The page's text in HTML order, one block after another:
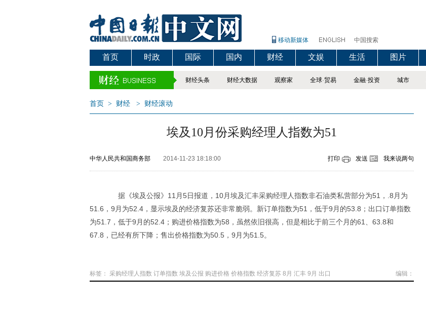
移动新媒体 中国搜索
首页 时政 国际 国内 财经 文娱 生活 图片
财经头条 财经大数据 观察家 全球·贸易 金融·投资 城市
首页 > 财经 > 财经滚动
埃及10月份采购经理人指数为51
中华人民共和国商务部 2014-11-23 18:18:00 打印 发送 我来说两句
据《埃及公报》11月5日报道，10月埃及汇丰采购经理人指数非石油类私营部分为51，.8月为
51.6，9月为52.4，显示埃及的经济复苏还非常脆弱。新订单指数为51，低于9月的53.8；出口订单指数
为51.7，低于9月的52.4；购进价格指数为58，虽然依旧很高，但是相比于前三个月的61、63.8和
67.8，已经有所下降；售出价格指数为50.5，9月为51.5。
编辑：
标签： 采购经理人指数 订单指数 埃及公报 购进价格 价格指数 经济复苏 8月 汇丰 9月 出口